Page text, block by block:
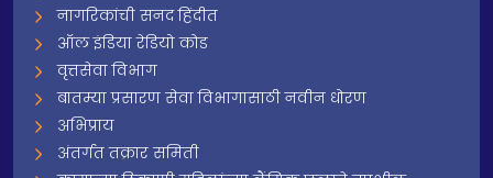
नागरिकांची सनद हिंदीत
ऑल इंडिया रेडियो कोड
वृत्तसेवा विभाग
बातम्या प्रसारण सेवा विभागासाठी नवीन धोरण
अभिप्राय
अंतर्गत तक्रार समिती